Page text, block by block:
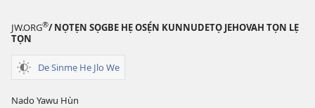
JW.ORG®/ NỌTẸN SỌGBE HẸ OSẸ́N KUNNUDETỌ JEHOVAH TỌN LẸ
TỌN
De Sinmẹ He Jlo We
Nado Yawu Hùn